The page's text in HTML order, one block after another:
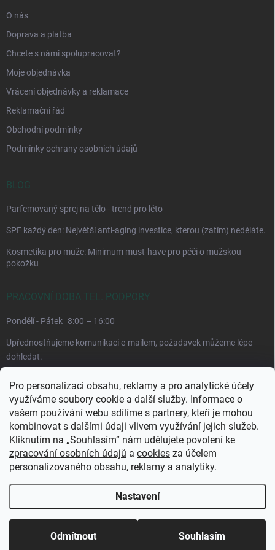
Pro personalizaci obsahu, reklamy a pro analytické účely
využíváme soubory cookie a další služby. Informace o
vašem používání webu sdílíme s partnery, kteří je mohou
kombinovat s dalšími údaji vlivem využívání jejich služeb.
Kliknutím na „Souhlasím“ nám udělujete povolení ke
zpracování osobních údajů a cookies za účelem
personalizovaného obsahu, reklamy a analytiky.
Nastavení
Odmítnout Souhlasím
O nás
Doprava a platba
Chcete s námi spolupracovat?
Moje objednávka
Vrácení objednávky a reklamace
Reklamační řád
Obchodní podmínky
Podmínky ochrany osobních údajů
BLOG
Parfemovaný sprej na tělo - trend pro léto
SPF každý den: Největší anti-aging investice, kterou (zatím) neděláte.
Kosmetika pro muže: Minimum must-have pro péči o mužskou
pokožku
PRACOVNÍ DOBA TEL. PODPORY
Pondělí - Pátek 8:00 – 16:00
Upřednostňujeme komunikaci e-mailem, požadavek můžeme lépe
dohledat.